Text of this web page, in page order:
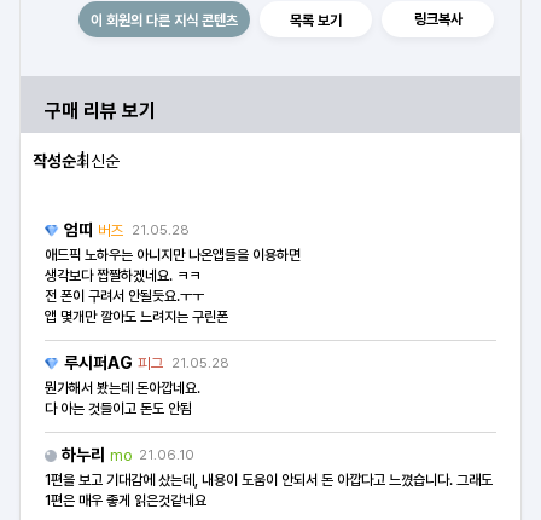
이 회원의 다른 지식 콘텐츠 목록 보기 링크복사
구매 리뷰 보기
작성순최신순
엄띠 버즈 21.05.28
애드픽 노하우는 아니지만 나온앱들을 이용하면
생각보다 짭짤하겠네요. ㅋㅋ
전 폰이 구려서 안될듯요.ㅜㅜ
앱 몇개만 깔아도 느려지는 구린폰
루시퍼AG 피그 21.05.28
뭔가해서 봤는데 돈아깝네요.
다 아는 것들이고 돈도 안됨
하누리 mo 21.06.10
1편을 보고 기대감에 샀는데, 내용이 도움이 안되서 돈 아깝다고 느꼈습니다. 그래도
1편은 매우 좋게 읽은것같네요